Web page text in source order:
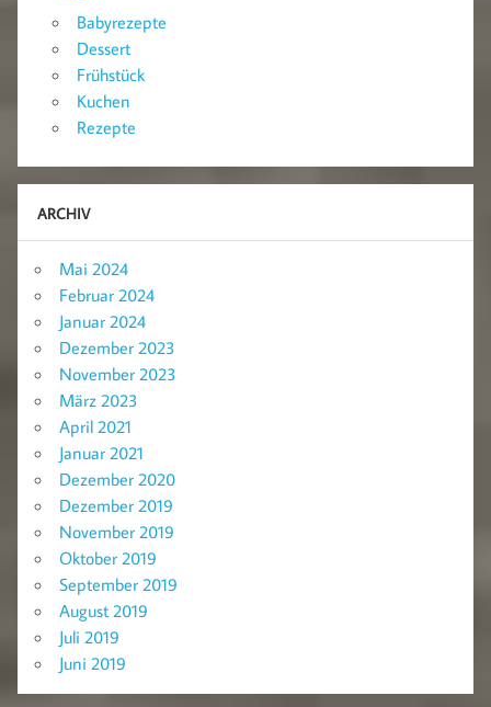
Babyrezepte
Dessert
Frühstück
Kuchen
Rezepte
ARCHIV
Mai 2024
Februar 2024
Januar 2024
Dezember 2023
November 2023
März 2023
April 2021
Januar 2021
Dezember 2020
Dezember 2019
November 2019
Oktober 2019
September 2019
August 2019
Juli 2019
Juni 2019